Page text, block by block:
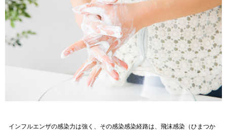
インフルエンザの感染力は強く、その感染感染経路は、飛沫感染（ひまつか